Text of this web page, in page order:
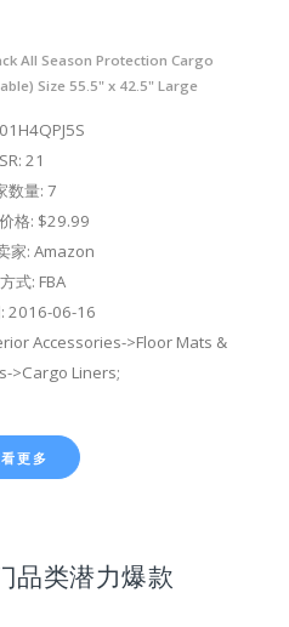
All Season Protection Cargo
Size 55.5" x 42.5" Large
21
数量: 7
格: $29.99
家: Amazon
式: FBA
2016-06-16
Accessories->Floor Mats &
>Cargo Liners;
更多
品类潜力爆款